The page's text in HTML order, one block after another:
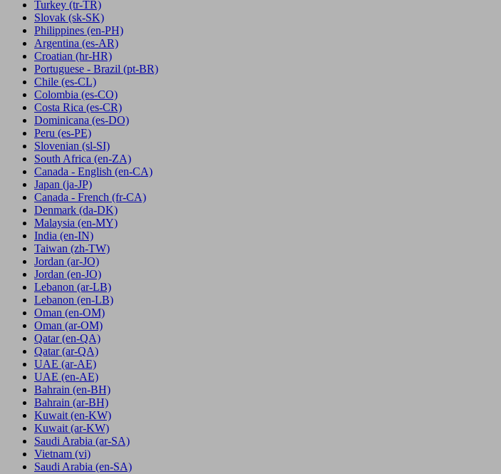
Turkey (tr-TR)
Slovak (sk-SK)
Philippines (en-PH)
Argentina (es-AR)
Croatian (hr-HR)
Portuguese - Brazil (pt-BR)
Chile (es-CL)
Colombia (es-CO)
Costa Rica (es-CR)
Dominicana (es-DO)
Peru (es-PE)
Slovenian (sl-SI)
South Africa (en-ZA)
Canada - English (en-CA)
Japan (ja-JP)
Canada - French (fr-CA)
Denmark (da-DK)
Malaysia (en-MY)
India (en-IN)
Taiwan (zh-TW)
Jordan (ar-JO)
Jordan (en-JO)
Lebanon (ar-LB)
Lebanon (en-LB)
Oman (en-OM)
Oman (ar-OM)
Qatar (en-QA)
Qatar (ar-QA)
UAE (ar-AE)
UAE (en-AE)
Bahrain (en-BH)
Bahrain (ar-BH)
Kuwait (en-KW)
Kuwait (ar-KW)
Saudi Arabia (ar-SA)
Vietnam (vi)
Saudi Arabia (en-SA)